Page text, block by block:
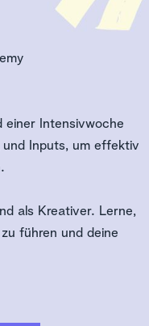
einer Intensivwoche
und Inputs, um effektiv
als Kreativer. Lerne,
führen und deine